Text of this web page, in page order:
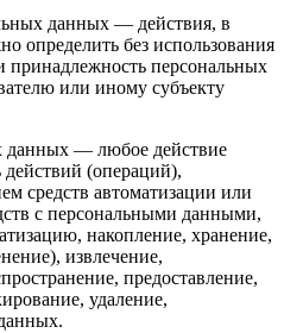
данных — действия, в
определить без использования
персональных
или иному субъекту
данных — любое действие
(операций),
средств автоматизации или
с персональными данными,
накопление, хранение,
извлечение,
предоставление,
удаление,